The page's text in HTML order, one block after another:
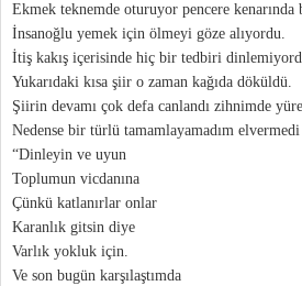
Ekmek teknemde oturuyor pencere
İnsanoğlu yemek için ölmeyi göze alıyordu.
İtiş kakış içerisinde hiç bir tedbiri
Yukarıdaki kısa şiir o zaman kağıda döküldü.
Şiirin devamı çok defa canlandı zihnimde
Nedense bir türlü tamamlayamadım
“Dinleyin ve uyun
Toplumun vicdanına
Çünkü katlanırlar onlar
Karanlık gitsin diye
Varlık yokluk için.
Ve son bugün karşılaştımda